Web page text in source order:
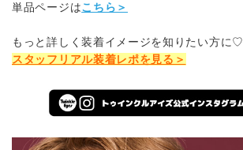
単品ページはこちら＞
もっと詳しく装着イメージを知りたい方に♡
スタッフリアル装着レポを見る＞